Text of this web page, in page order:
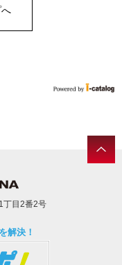
目2番2号
解決！